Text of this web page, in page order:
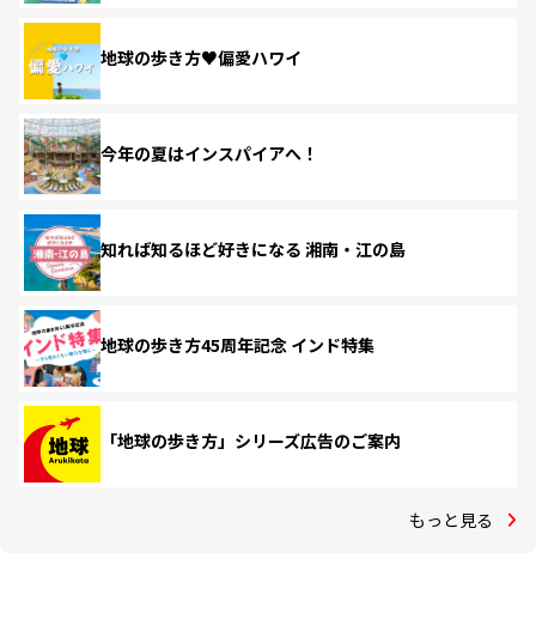
地球の歩き方♥偏愛ハワイ
今年の夏はインスパイアへ！
知れば知るほど好きになる 湘南・江の島
地球の歩き方45周年記念 インド特集
「地球の歩き方」シリーズ広告のご案内
もっと見る